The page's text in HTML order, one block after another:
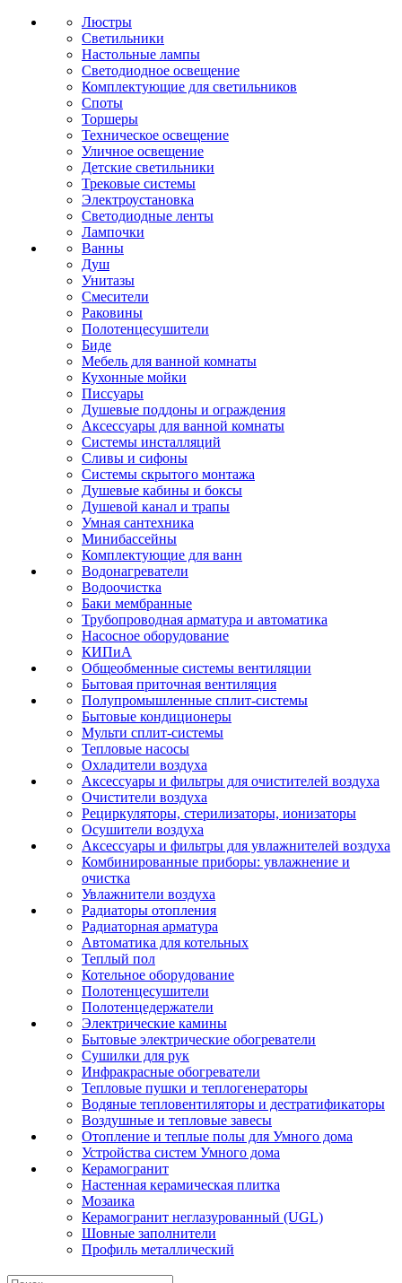
Люстры
Светильники
Настольные лампы
Светодиодное освещение
Комплектующие для светильников
Споты
Торшеры
Техническое освещение
Уличное освещение
Детские светильники
Трековые системы
Электроустановка
Светодиодные ленты
Лампочки
Ванны
Душ
Унитазы
Смесители
Раковины
Полотенцесушители
Биде
Мебель для ванной комнаты
Кухонные мойки
Писсуары
Душевые поддоны и ограждения
Аксессуары для ванной комнаты
Системы инсталляций
Сливы и сифоны
Системы скрытого монтажа
Душевые кабины и боксы
Душевой канал и трапы
Умная сантехника
Минибассейны
Комплектующие для ванн
Водонагреватели
Водоочистка
Баки мембранные
Трубопроводная арматура и автоматика
Насосное оборудование
КИПиА
Общеобменные системы вентиляции
Бытовая приточная вентиляция
Полупромышленные сплит-системы
Бытовые кондиционеры
Мульти сплит-системы
Тепловые насосы
Охладители воздуха
Аксессуары и фильтры для очистителей воздуха
Очистители воздуха
Рециркуляторы, стерилизаторы, ионизаторы
Осушители воздуха
Аксессуары и фильтры для увлажнителей воздуха
Комбинированные приборы: увлажнение и
очистка
Увлажнители воздуха
Радиаторы отопления
Радиаторная арматура
Автоматика для котельных
Теплый пол
Котельное оборудование
Полотенцесушители
Полотенцедержатели
Электрические камины
Бытовые электрические обогреватели
Сушилки для рук
Инфракрасные обогреватели
Тепловые пушки и теплогенераторы
Водяные тепловентиляторы и дестратификаторы
Воздушные и тепловые завесы
Отопление и теплые полы для Умного дома
Устройства систем Умного дома
Керамогранит
Настенная керамическая плитка
Мозаика
Керамогранит неглазурованный (UGL)
Шовные заполнители
Профиль металлический